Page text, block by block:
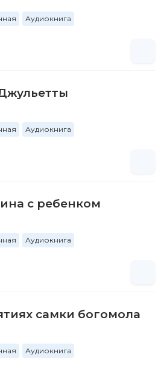
Аудиокнига
Аудиокнига
с ребенком
Аудиокнига
самки богомола
Аудиокнига